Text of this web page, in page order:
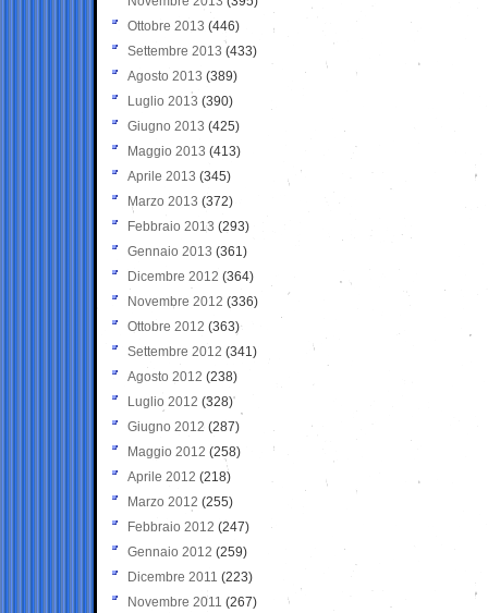
Ottobre 2013 (446)
Settembre 2013 (433)
Agosto 2013 (389)
Luglio 2013 (390)
Giugno 2013 (425)
Maggio 2013 (413)
Aprile 2013 (345)
Marzo 2013 (372)
Febbraio 2013 (293)
Gennaio 2013 (361)
Dicembre 2012 (364)
Novembre 2012 (336)
Ottobre 2012 (363)
Settembre 2012 (341)
Agosto 2012 (238)
Luglio 2012 (328)
Giugno 2012 (287)
Maggio 2012 (258)
Aprile 2012 (218)
Marzo 2012 (255)
Febbraio 2012 (247)
Gennaio 2012 (259)
Dicembre 2011 (223)
Novembre 2011 (267)